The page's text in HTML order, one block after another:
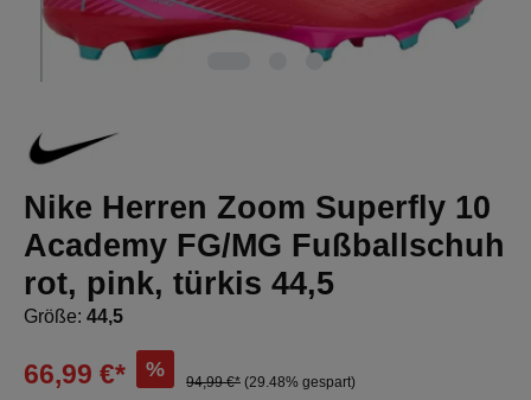
Nike Herren Zoom Superfly 10
Academy FG/MG Fußballschuh
rot, pink, türkis 44,5
Größe: 44,5
66,99 €* %
94,99 €* (29.48% gespart)